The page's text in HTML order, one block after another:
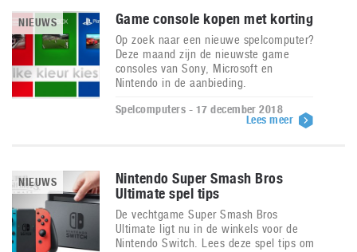
NIEUWS Game console kopen met korting
Op zoek naar een nieuwe spelcomputer?
Deze maand zijn de nieuwste game
consoles van Sony, Microsoft en
Nintendo in de aanbieding.
Spelcomputers - 17 december 2018
Lees meer
NIEUWS
Nintendo Super Smash Bros
Ultimate spel tips
De vechtgame Super Smash Bros
Ultimate ligt nu in de winkels voor de
Nintendo Switch. Lees deze spel tips om